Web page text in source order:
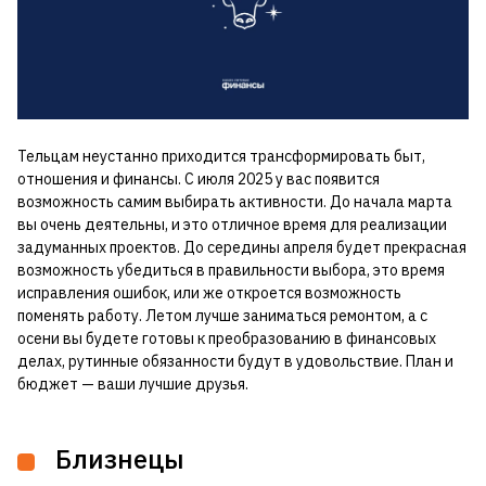
Тельцам неустанно приходится трансформировать быт,
отношения и финансы. С июля 2025 у вас появится
возможность самим выбирать активности. До начала марта
вы очень деятельны, и это отличное время для реализации
задуманных проектов. До середины апреля будет прекрасная
возможность убедиться в правильности выбора, это время
исправления ошибок, или же откроется возможность
поменять работу. Летом лучше заниматься ремонтом, а с
осени вы будете готовы к преобразованию в финансовых
делах, рутинные обязанности будут в удовольствие. План и
бюджет — ваши лучшие друзья.
Близнецы